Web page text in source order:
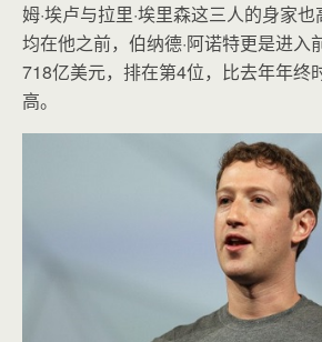
姆·埃卢与拉里·埃里森这三人的身家
均在他之前，伯纳德·阿诺特更是进入
718亿美元，排在第4位，比去年年终
高。